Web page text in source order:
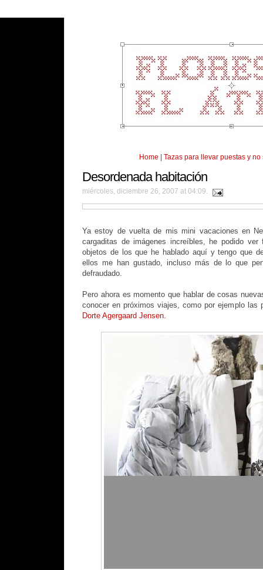
Home | Tazas para llevar puestas y no
Desordenada habitación
miércoles, diciembre 26, 2007 at 04:09.
Ya estoy de vuelta de mis mini vacaciones en
cargaditas de imágenes increíbles, he podido
objetos de los que he hablado aquí y tengo que
ellos me han gustado, incluso más de lo que
defraudado.
Pero ahora es momento que hablar de cosas
conocer en próximos viajes, como por ejemplo las
Dorte Agergaard Jensen.